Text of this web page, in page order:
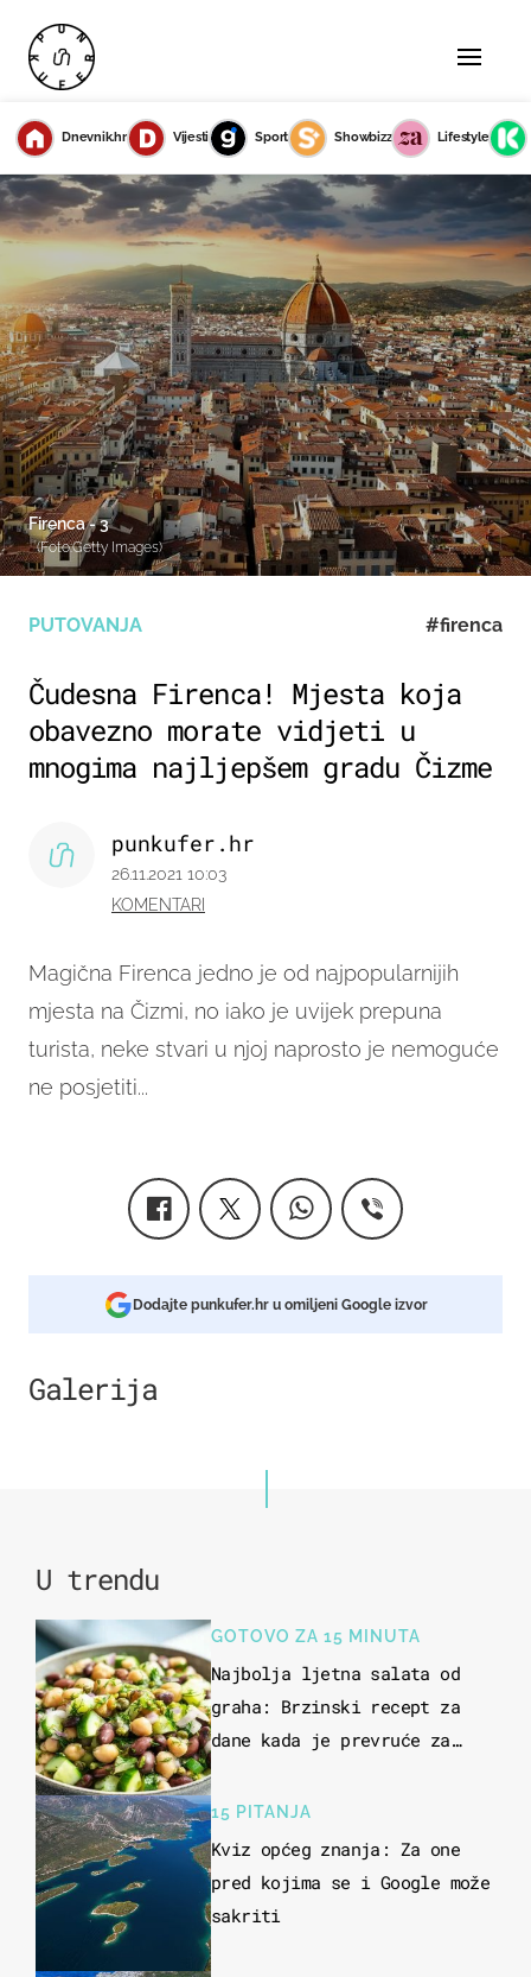
Dnevnik.hr Vijesti Sport Showbizz Lifestyle
PUTOVANJA #firenca
Čudesna Firenca! Mjesta koja
obavezno morate vidjeti u
mnogima najljepšem gradu Čizme
Magična Firenca jedno je od najpopularnijih
mjesta na Čizmi, no iako je uvijek prepuna
turista, neke stvari u njoj naprosto je nemoguće
ne posjetiti...
punkufer.hr
26.11.2021 10:03
KOMENTARI
Firenca - 3
(Foto:Getty Images)
Dodajte punkufer.hr u omiljeni Google izvor
Galerija
U trendu
GOTOVO ZA 15 MINUTA
Najbolja ljetna salata od
graha: Brzinski recept za
dane kada je prevruće za
15 PITANJA
Kviz općeg znanja: Za one
pred kojima se i Google može
sakriti